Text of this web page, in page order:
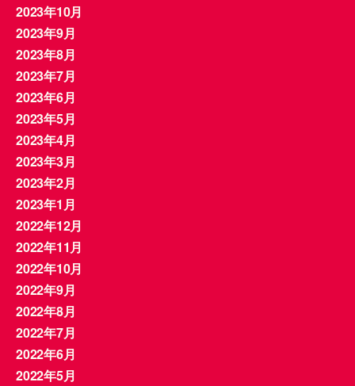
2023年10月
2023年9月
2023年8月
2023年7月
2023年6月
2023年5月
2023年4月
2023年3月
2023年2月
2023年1月
2022年12月
2022年11月
2022年10月
2022年9月
2022年8月
2022年7月
2022年6月
2022年5月